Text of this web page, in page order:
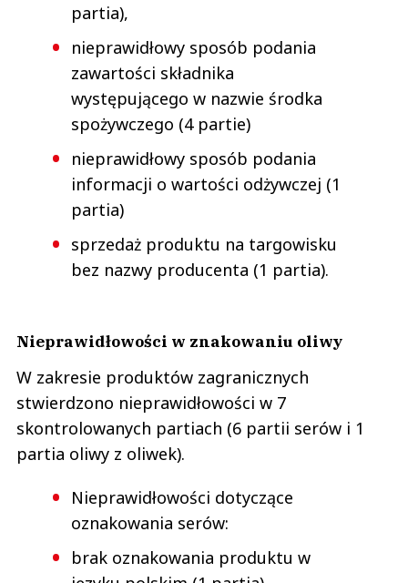
partia),
nieprawidłowy sposób podania
zawartości składnika
występującego w nazwie środka
spożywczego (4 partie)
nieprawidłowy sposób podania
informacji o wartości odżywczej (1
partia)
sprzedaż produktu na targowisku
bez nazwy producenta (1 partia).
Nieprawidłowości w znakowaniu oliwy
W zakresie produktów zagranicznych
stwierdzono nieprawidłowości w 7
skontrolowanych partiach (6 partii serów i 1
partia oliwy z oliwek).
Nieprawidłowości dotyczące
oznakowania serów:
brak oznakowania produktu w